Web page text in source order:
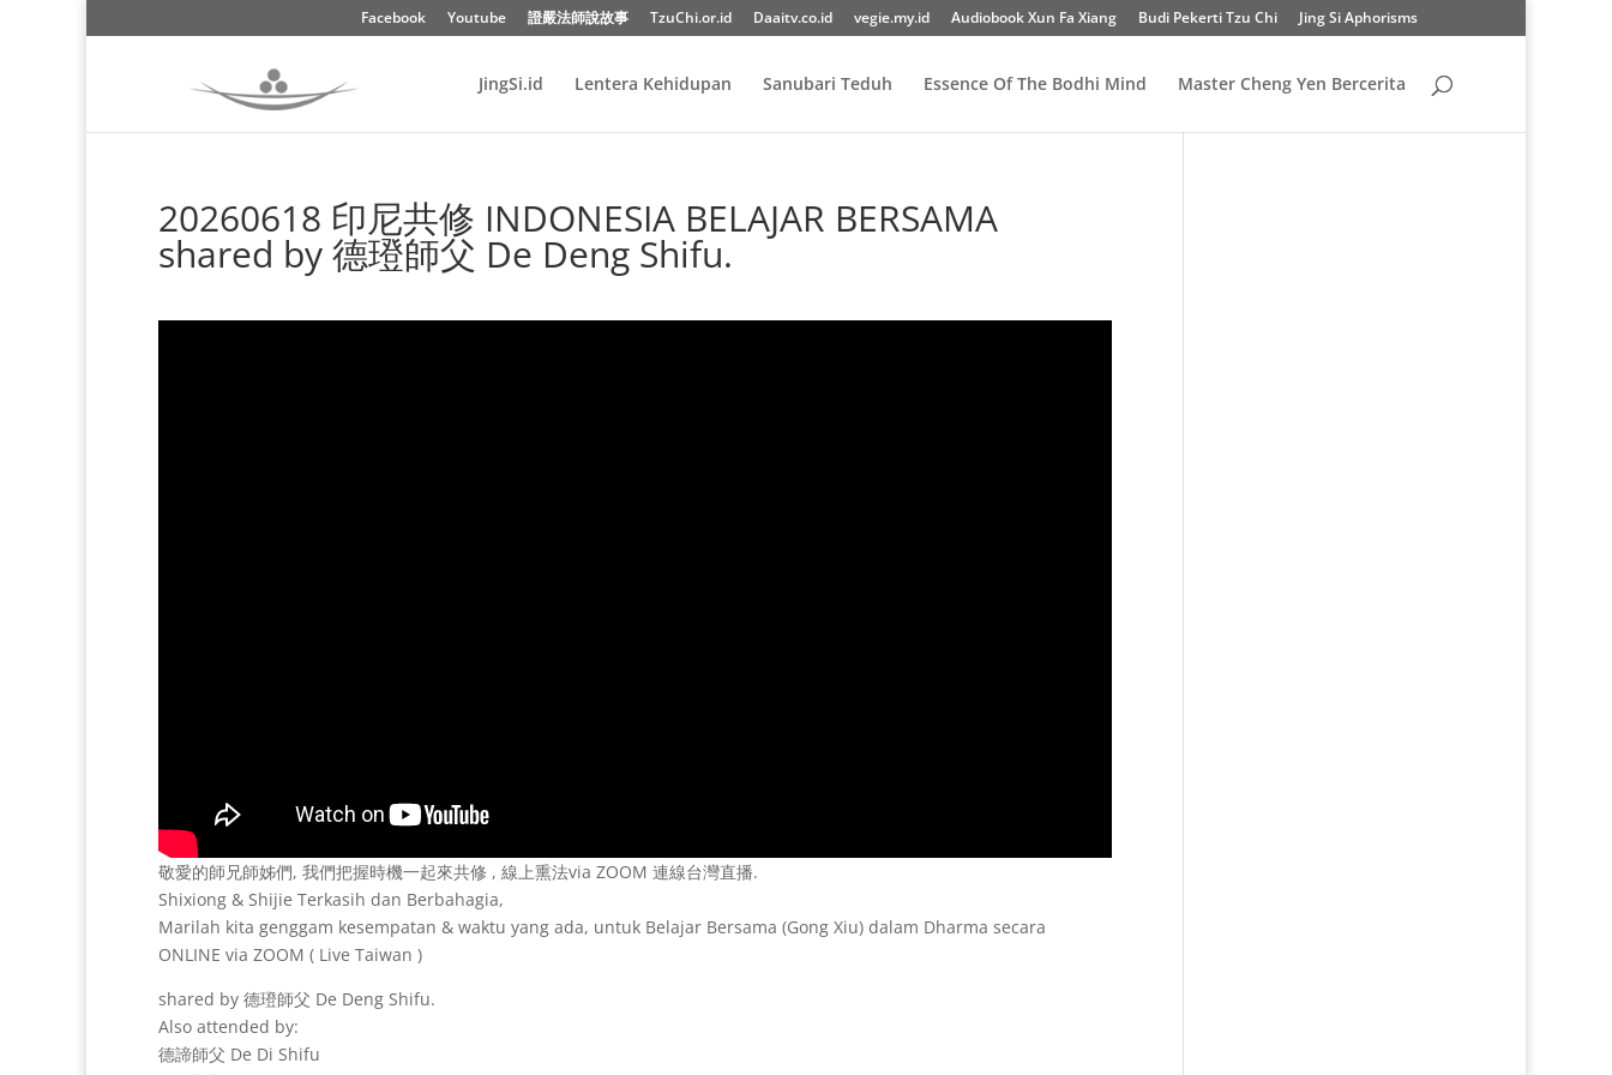
Facebook Youtube 證嚴法師說故事 TzuChi.or.id Daaitv.co.id vegie.my.id Audiobook Xun Fa Xiang Budi Pekerti Tzu Chi Jing Si Aphorisms
JingSi.id Lentera Kehidupan Sanubari Teduh Essence Of The Bodhi Mind Master Cheng Yen Bercerita
20260618 印尼共修 INDONESIA BELAJAR BERSAMA
shared by 德璒師父 De Deng Shifu.
敬愛的師兄師姊們, 我們把握時機一起來共修 , 線上熏法via ZOOM 連線台灣直播.
Shixiong & Shijie Terkasih dan Berbahagia,
Marilah kita genggam kesempatan & waktu yang ada, untuk Belajar Bersama (Gong Xiu) dalam Dharma secara
ONLINE via ZOOM ( Live Taiwan )
shared by 德璒師父 De Deng Shifu.
Also attended by:
德諦師父 De Di Shifu